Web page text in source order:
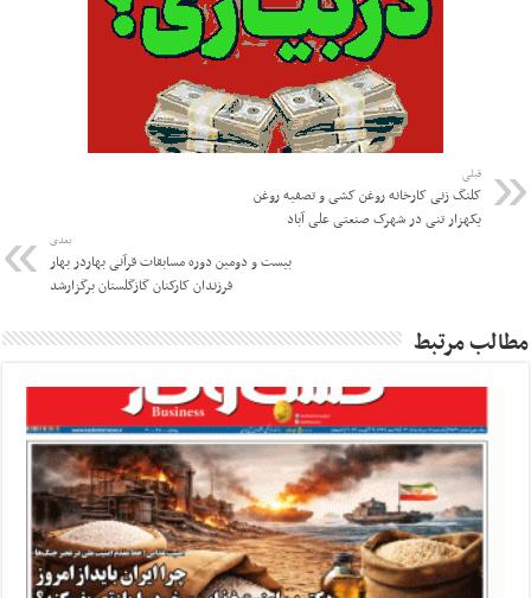
قبلی
کلنگ زنی کارخانه روغن کشی و تصفیه روغن
یکهزار تنی در شهرک صنعتی علی آباد
بعدی
بیست و دومین دوره مسابقات قرآنی بهاردر بهار
فرزندان کارکنان گازگلستان برگزارشد
مطالب مرتبط